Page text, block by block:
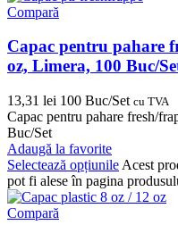
Compară
Capac pentru pahare
oz, Limera, 100 Buc/
13,31 lei 100 Buc/Set cu TVA
Capac pentru pahare fresh/
Buc/Set
Adaugă la favorite
Selectează opțiunile Acest
pot fi alese în pagina
Compară